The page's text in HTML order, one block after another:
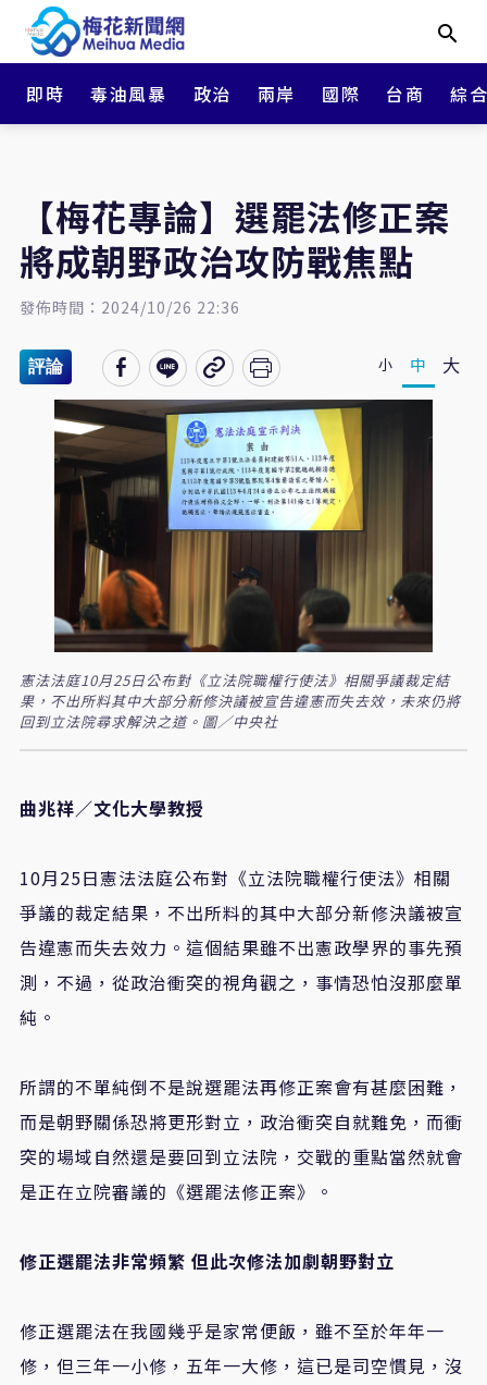
即時 毒油風暴 政治 兩岸 國際 台商 綜
【梅花專論】選罷法修正案
將成朝野政治攻防戰焦點
發佈時間：2024/10/26 22:36
評論 小 中 大
憲法法庭10月25日公布對《立法院職權行使法》相關爭議裁定結
果，不出所料其中大部分新修決議被宣告違憲而失去效，未來仍將
回到立法院尋求解決之道。圖／中央社
曲兆祥／文化大學教授
10月25日憲法法庭公布對《立法院職權行使法》相關
爭議的裁定結果，不出所料的其中大部分新修決議被宣
告違憲而失去效力。這個結果雖不出憲政學界的事先預
測，不過，從政治衝突的視角觀之，事情恐怕沒那麼單
純。
所謂的不單純倒不是說選罷法再修正案會有甚麼困難，
而是朝野關係恐將更形對立，政治衝突自就難免，而衝
突的場域自然還是要回到立法院，交戰的重點當然就會
是正在立院審議的《選罷法修正案》。
修正選罷法非常頻繁 但此次修法加劇朝野對立
修正選罷法在我國幾乎是家常便飯，雖不至於年年一
修，但三年一小修，五年一大修，這已是司空慣見，沒